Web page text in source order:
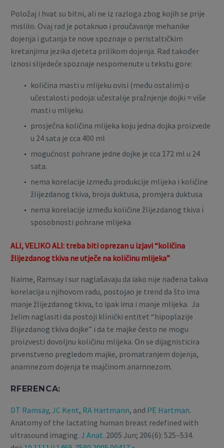
Položaj i hvat su bitni, ali ne iz razloga zbog kojih se prije
mislilo. Ovaj rad je potaknuo i proučavanje mehanike
dojenja i gutanja te nove spoznaje o peristaltičkim
kretanjima jezika djeteta prilikom dojenja. Rad također
iznosi slijedeće spoznaje nespomenute u tekstu gore:
količina masti u mlijeku ovisi (među ostalim) o
učestalosti podoja: učestalije pražnjenje dojki = više
masti u mlijeku
prosječna količina mlijeka koju jedna dojka proizvede
u 24 sata je cca 400 ml
mogućnost pohrane jedne dojke je cca 172 ml u 24
sata.
nema korelacije između produkcije mlijeka i količine
žlijezdanog tkiva, broja duktusa, promjera duktusa
nema korelacije između količine žlijezdanog tkiva i
sposobnosti pohrane mlijeka
ALI, VELIKO ALI: treba biti oprezan u izjavi “količina
žlijezdanog tkiva ne utječe na količinu mlijeka”
Naime, Ramsay i sur naglašavaju da iako nije nađena takva
korelacija u njihovom radu, postojao je trend da što ima
manje žlijezdanog tkiva, to ipak ima i manje mlijeka. Ja
želim naglasiti da postoji klinički entitet “hipoplazije
žlijezdanog tkiva dojke” i da te majke često ne mogu
proizvesti dovoljnu količinu mlijeka. On se dijagnisticira
prvenstveno pregledom majke, promatranjem dojenja,
anamnezom dojenja te majčinom anamnezom.
RFERENCA:
DT Ramsay, JC Kent, RA Hartmann, and PE Hartman.
Anatomy of the lactating human breast redefined with
ultrasound imaging. J Anat. 2005 Jun; 206(6): 525–534.